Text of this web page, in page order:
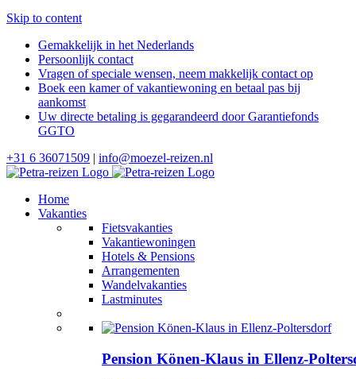
Skip to content
Gemakkelijk in het Nederlands
Persoonlijk contact
Vragen of speciale wensen, neem makkelijk contact op
Boek een kamer of vakantiewoning en betaal pas bij
aankomst
Uw directe betaling is gegarandeerd door Garantiefonds
GGTO
+31 6 36071509 | info@moezel-reizen.nl
Home
Vakanties
Fietsvakanties
Vakantiewoningen
Hotels & Pensions
Arrangementen
Wandelvakanties
Lastminutes
Pension Könen-Klaus in Ellenz-